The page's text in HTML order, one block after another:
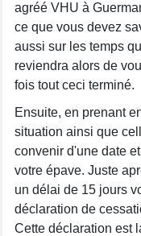
agréé VHU à
ce que vous devez
aussi sur les temps
reviendra alors de
fois tout ceci terminé.
Ensuite, en prenant
situation ainsi que
convenir d'une date
votre épave. Juste
un délai de 15 jours
déclaration de
Cette déclaration est